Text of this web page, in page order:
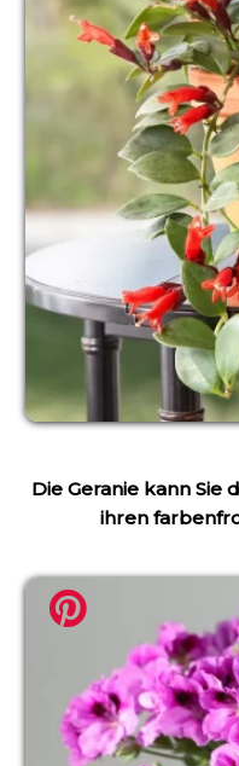
Die Geranie kann
ihren